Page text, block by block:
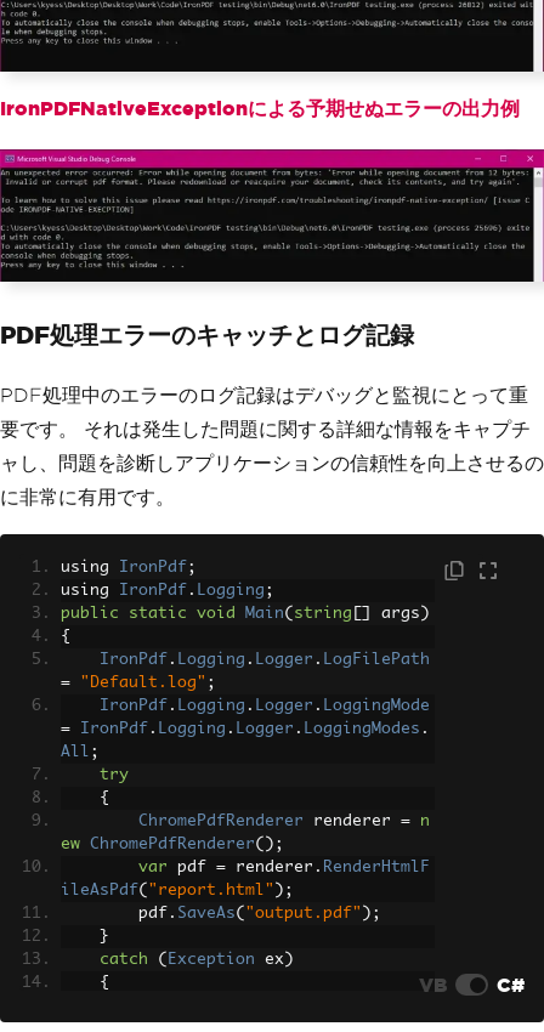
System
Threading Thread
Sl
eep(delay);
{
to access the file after multiple atte
mpts.");
}
}
catch
(Exception ex)
{
ed error occurred: "
+ ex. Message);
{
// Delete the temporary file
if
File. Exists "temp.txt"))
{
}
}
}
IronPDFNativeExceptionによる予期せぬエラーの出力例
PDF処理エラーのキャッチとログ記録
PDF処理中のエラーのログ記録はデバッグと監視にとって重
要です。 それは発生した問題に関する詳細な情報をキャプチ
ャし、問題を診断しアプリケーションの信頼性を向上させるの
に非常に有用です。
using IronPdf ;
using IronPdf . Logging ;
public
static void Main( string args )
{
IronPdf . Logging . Logger . LogFilePath
=
"Default.log" ;
IronPdf . Logging . Logger . LoggingMode
=
IronPdf . Logging . Logger . LoggingModes .
All ;
try
{
ChromePdfRenderer renderer =
n
ew
ChromePdfRenderer();
var pdf = renderer . RenderHtmlF
ileAsPdf( "report.html" );
        pdf
. SaveAs( "output.pdf" );
}
catch
( Exception ex )
{
VB C#